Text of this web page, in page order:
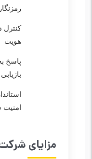
هویت
پاسخ
امنیت
مزایای